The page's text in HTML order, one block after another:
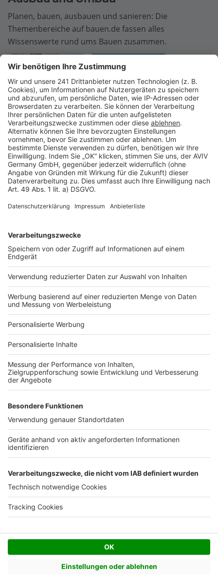
Planen, bauen, ausbauen und sanieren: Die
Themenbereiche auf bauen.de fassen alles
Wissenswerte rund ums Bauen zusammen.
Dach Dämmung
Heizung Haustechnik
Badezimmer
Wand und Boden Kamine & Öfen
Fenster Türen